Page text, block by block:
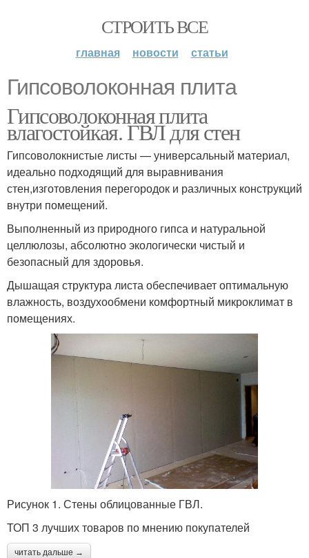
СТРОИТЬ ВСЕ
главная новости статьи
Гипсоволоконная плита
Гипсоволоконная плита
влагостойкая. ГВЛ для стен
Гипсоволокнистые листы — универсальный материал,
идеально подходящий для выравнивания
стен,изготовления перегородок и различных конструкций
внутри помещений.
Выполненный из природного гипса и натуральной
целлюлозы, абсолютно экологически чистый и
безопасный для здоровья.
Дышащая структура листа обеспечивает оптимальную
влажность, воздухообмени комфортный микроклимат в
помещениях.
Рисунок 1. Стены облицованные ГВЛ.
ТОП 3 лучших товаров по мнению покупателей
читать дальше →